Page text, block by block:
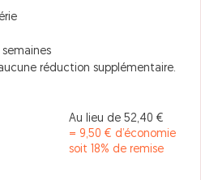
réduction supplémentaire.
Au lieu de 52,40 €
= 9,50 € d’économie
soit 18% de remise